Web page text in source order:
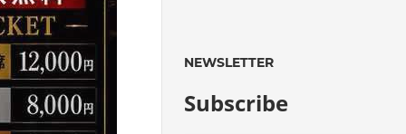
NEWSLETTER
Subscribe